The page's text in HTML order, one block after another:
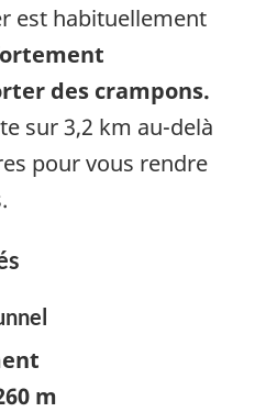
est habituellement
des crampons.
sur 3,2 km au-delà
pour vous rendre
m